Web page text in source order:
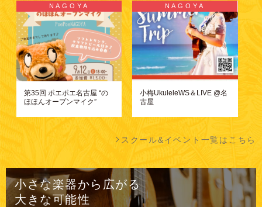
NAGOYA
第35回 ポエポエ名古屋 “の
ほほんオープンマイク”
NAGOYA
小梅UkuleleWS＆LIVE @名
古屋
スクール&イベント一覧はこちら
小さな楽器から広がる
大きな可能性